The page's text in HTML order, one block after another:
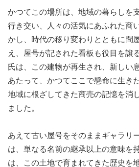
かつてこの場所は、地域の暮らしを
行き交い、人々の活気にあふれた商
かし、時代の移り変わりとともに問
え、屋号が記された看板も役目を譲
氏は、この建物が再生され、新しい
あたって、かつてここで懸命に生き
地域に根ざしてきた商売の記憶を消
ました。
あえて古い屋号をそのままギャラリ
は、単なる名前の継承以上の意味を
は、この土地で育まれてきた歴史を